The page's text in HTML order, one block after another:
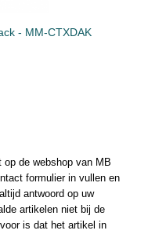
- MM-CTXDAK
de webshop van MB
formulier in vullen en
antwoord op uw
artikelen niet bij de
is dat het artikel in